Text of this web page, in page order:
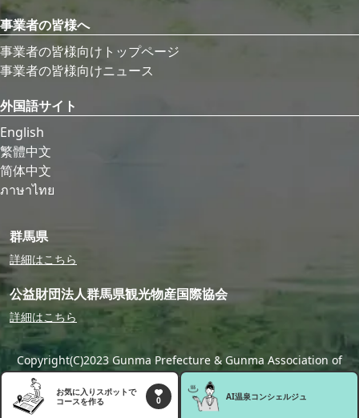
お気に入りスポットで
コースを作る
0 AI温泉コンシェルジュ
事業者の皆様へ
事業者の皆様向けトップページ
事業者の皆様向けニュース
外国語サイト
English
繁體中文
简体中文
ภาษาไทย
群馬県
詳細はこちら
公益財団法人群馬県観光物産国際協会
詳細はこちら
Copyright(C)2023 Gunma Prefecture & Gunma Association of
Tourism,Local Products & International Exchange